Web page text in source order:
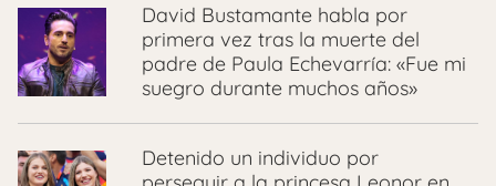
David Bustamante habla por
primera vez tras la muerte del
padre de Paula Echevarría: «Fue mi
suegro durante muchos años»
Detenido un individuo por